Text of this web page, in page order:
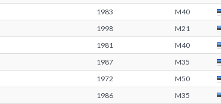
1983 M40
1998 M21
1981 M40
1987 M35
1972 M50
1986 M35